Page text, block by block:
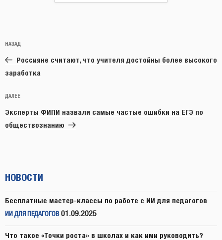
по
записям
Предыдущая
запись:
НАЗАД
Россияне считают, что учителя достойны более высокого
заработка
Следующая
запись
ДАЛЕЕ
Эксперты ФИПИ назвали самые частые ошибки на ЕГЭ по
обществознанию
НОВОСТИ
Бесплатные мастер-классы по работе с ИИ для педагогов
ИИ ДЛЯ ПЕДАГОГОВ 01.09.2025
Что такое «Точки роста» в школах и как ими руководить?